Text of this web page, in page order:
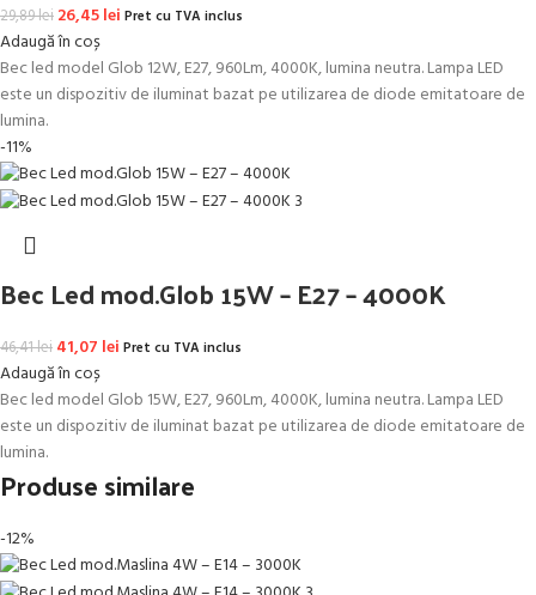
29,89lei Prețul inițial a fost: 29,89 lei.
26,45leiPrețul curent este: 26,45 lei.
Pret cu TVA inclus
Adaugă în coș
Bec led model Glob 12W, E27, 960Lm, 4000K, lumina neutra. Lampa LED
este un dispozitiv de iluminat bazat pe utilizarea de diode emitatoare de
lumina.
-11%
Bec Led mod.Glob 15W – E27 – 4000K
46,41lei Prețul inițial a fost: 46,41 lei.
41,07 leiPrețul curent este: 41,07 lei.
Pret cu TVA inclus
Adaugă în coș
Bec led model Glob 15W, E27, 960Lm, 4000K, lumina neutra. Lampa LED
este un dispozitiv de iluminat bazat pe utilizarea de diode emitatoare de
lumina.
Produse similare
-12%